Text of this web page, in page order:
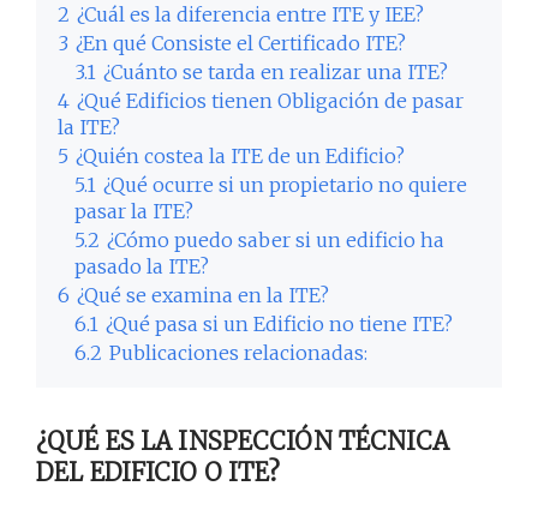
2 ¿Cuál es la diferencia entre ITE y IEE?
3 ¿En qué Consiste el Certificado ITE?
3.1 ¿Cuánto se tarda en realizar una ITE?
4 ¿Qué Edificios tienen Obligación de pasar
la ITE?
5 ¿Quién costea la ITE de un Edificio?
5.1 ¿Qué ocurre si un propietario no quiere
pasar la ITE?
5.2 ¿Cómo puedo saber si un edificio ha
pasado la ITE?
6 ¿Qué se examina en la ITE?
6.1 ¿Qué pasa si un Edificio no tiene ITE?
6.2 Publicaciones relacionadas:
¿QUÉ ES LA INSPECCIÓN TÉCNICA
DEL EDIFICIO O ITE?